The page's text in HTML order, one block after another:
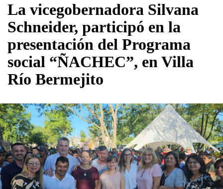
La vicegobernadora Silvana
Schneider, participó en la
presentación del Programa
social “ÑACHEC”, en Villa
Río Bermejito